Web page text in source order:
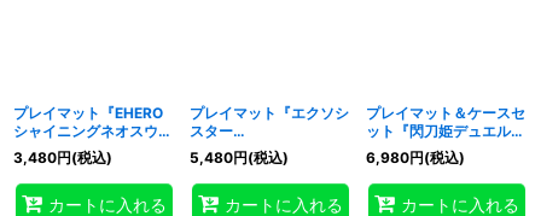
プレイマット『EHERO
シャイニングネオスウィ
ングマン(遊戯王の日)』
【-】{-}《プレイマッ
ト》
3,480円(税込)
カートに入れる
プレイマット『エクソシ
スター
(YCSJ2022YOKOHAM
A)』【-】{-}《プレイマ
ット》
5,480円(税込)
カートに入れる
プレイマット＆ケースセ
ット『閃刀姫デュエルフ
ィールド&ケース(サテラ
イトショップ限定)』
【-】{-}《プレイマッ
ト》
6,980円(税込)
カートに入れる